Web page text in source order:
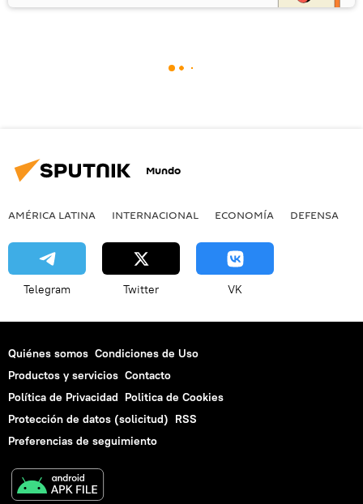
Mundo
AMÉRICA LATINA INTERNACIONAL ECONOMÍA DEFENSA
Telegram Twitter VK
Quiénes somos Condiciones de Uso
Productos y servicios Contacto
Política de Privacidad Politica de Cookies
Protección de datos (solicitud) RSS
Preferencias de seguimiento